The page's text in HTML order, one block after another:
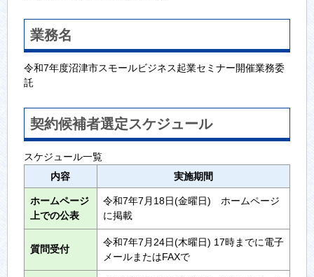
業務名
令和7年度沼津市スモールビジネス起業セミナー開催業務委
託
契約候補者選定スケジュール
スケジュール一覧
内容
実施期間
ホームページ
上での公表
令和7年7月18日(金曜日) ホームページ
に掲載
質問受付
令和7年7月24日(木曜日) 17時までに電子
メールまたはFAXで